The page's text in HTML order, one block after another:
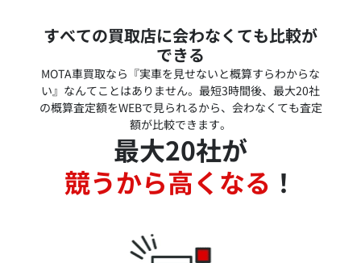
すべての買取店に会わなくても比較が
できる
MOTA車買取なら『実車を見せないと概算すらわからな
い』なんてことはありません。最短3時間後、最大20社
の概算査定額をWEBで見られるから、会わなくても査定
額が比較できます。
最大20社が
競うから高くなる ！